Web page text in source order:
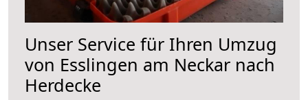
Unser Service für Ihren Umzug
von Esslingen am Neckar nach
Herdecke